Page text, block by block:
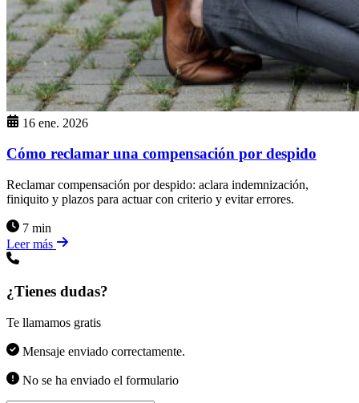
16 ene. 2026
Cómo reclamar una compensación por despido
Reclamar compensación por despido: aclara indemnización,
finiquito y plazos para actuar con criterio y evitar errores.
7 min
Leer más
¿Tienes dudas?
Te llamamos gratis
Mensaje enviado correctamente.
No se ha enviado el formulario